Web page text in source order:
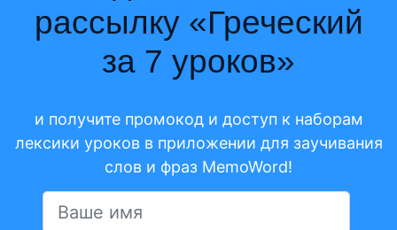
рассылку «Греческий
за 7 уроков»
и получите промокод и доступ к наборам
лексики уроков в приложении для заучивания
слов и фраз MemoWord!